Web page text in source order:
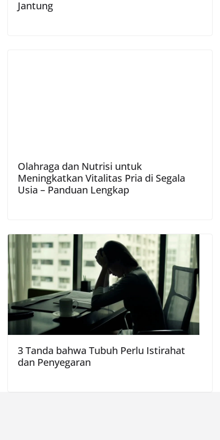
Jantung
Olahraga dan Nutrisi untuk
Meningkatkan Vitalitas Pria di Segala
Usia – Panduan Lengkap
3 Tanda bahwa Tubuh Perlu Istirahat
dan Penyegaran